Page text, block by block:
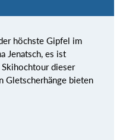
höchste Gipfel im
Jenatsch, es ist
dieser
Gletscherhänge bieten